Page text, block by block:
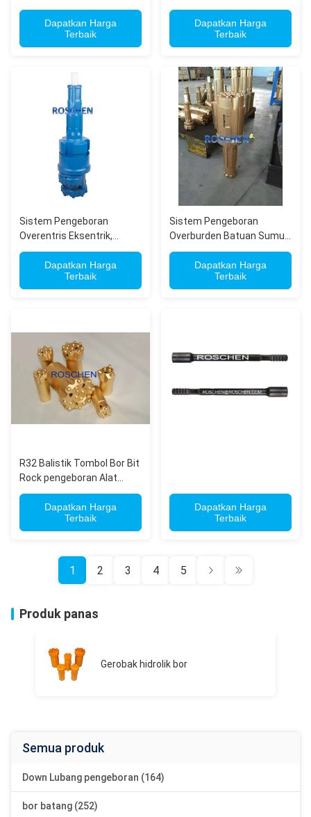
Ekstensi Dan Batang Bor
BerulirDapatkan Harga
Terbaik
R32 R38 T38 T45 T51 St58
Dapatkan Harga
Terbaik
Sistem Pengeboran
Overentris Eksentrik,
Peralatan Lubang Bawah
Pengeboran DTH Hammer
Dapatkan Harga
Terbaik
Sistem Pengeboran
Overburden Batuan Sumur
Air Sumur / Bahan Karbida
Dapatkan Harga
Terbaik
R32 Balistik Tombol Bor Bit
Rock pengeboran Alat
Untuk Underground Mining
TunnelingDapatkan Harga
Terbaik
Dapatkan Harga
Terbaik
1 2 3 4 5
Produk panas
Gerobak hidrolik bor
Semua produk
Down Lubang pengeboran (164)
bor batang (252)